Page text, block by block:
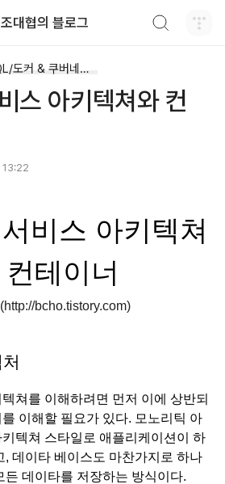
조대협의 블로그
클라우드 컴퓨팅 & NoSQL/도커 & 쿠버네티스
스 아키텍쳐와 컨
13:22
비스 아키텍쳐
테이너
bcho.tistory.com)
쳐를 이해하려면 먼저 이에 상반되
이해할 필요가 있다. 모노리틱 아
텍쳐 스타일로 애플리케이션이 하
, 데이타 베이스도 마찬가지로 하나
든 데이타를 저장하는 방식이다.